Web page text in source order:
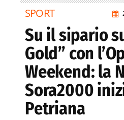
SPORT
Su il sipario
Gold” con
Weekend: la
Sora2000
Petriana